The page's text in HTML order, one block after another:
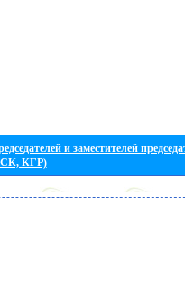
и заместителей
КГР)